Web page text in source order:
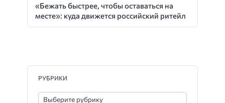
«Бежать быстрее, чтобы оставаться на
месте»: куда движется российский ритейл
РУБРИКИ